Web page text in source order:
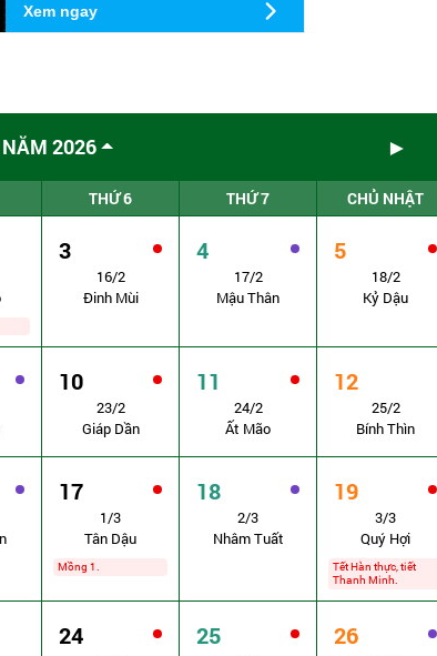
Xem ngay
2026 ►
THỨ 6 THỨ 7 CHỦ NHẬT
3
16/2
Đinh Mùi
4
17/2
Mậu Thân
5
18/2
Kỷ Dậu
10
23/2
Giáp Dần
11
24/2
Ất Mão
12
25/2
Bính Thìn
17
1/3
Tân Dậu
Mồng 1.
18
2/3
Nhâm Tuất
19
3/3
Quý Hợi
Tết Hàn thực, tiết
Thanh Minh.
24 25 26